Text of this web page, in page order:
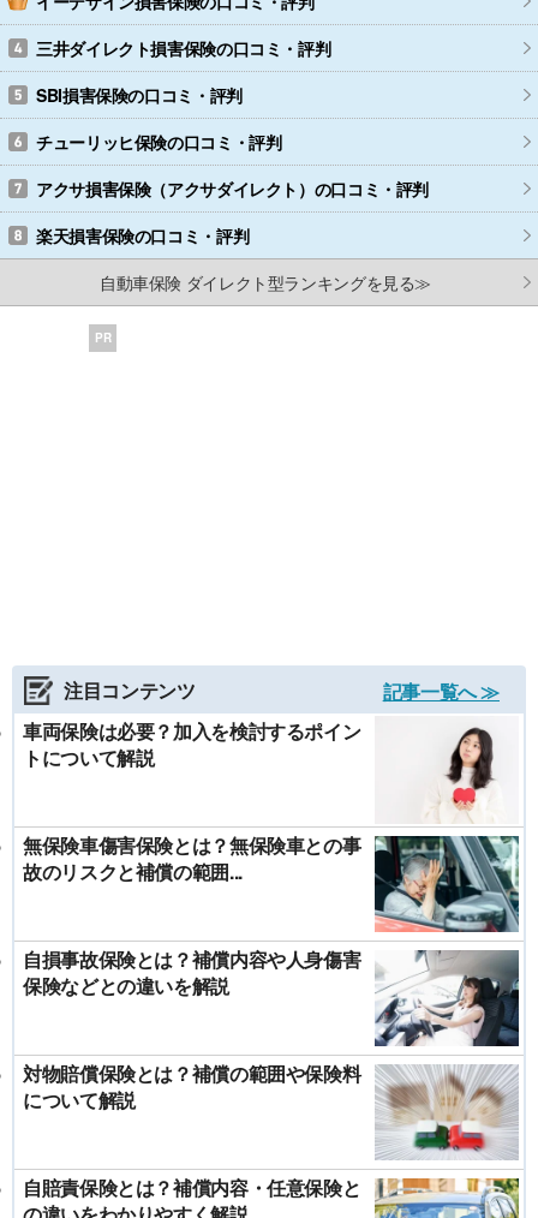
三井ダイレクト損害保険の口コミ・評判
SBI損害保険の口コミ・評判
チューリッヒ保険の口コミ・評判
アクサ損害保険（アクサダイレクト） の口コミ・評判
楽天損害保険の口コミ・評判
自動車保険 ダイレクト型ランキングを見る≫
PR
注目コンテンツ
記事一覧へ ≫
車両保険は必要？加入を検討するポイン
トについて解説
無保険車傷害保険とは？無保険車との事
故のリスクと補償の範囲...
自損事故保険とは？補償内容や人身傷害
保険などとの違いを解説
対物賠償保険とは？補償の範囲や保険料
について解説
自賠責保険とは？補償内容・任意保険と